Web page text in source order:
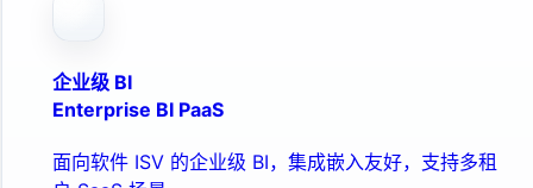
企业级 BI
Enterprise BI PaaS
面向软件 ISV 的企业级 BI，集成嵌入友好，支持多租